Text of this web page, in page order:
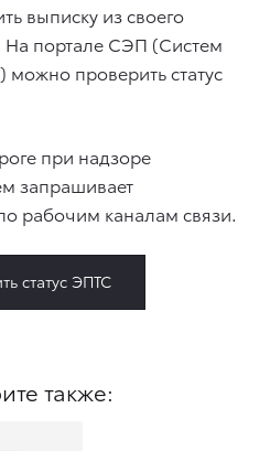
выписку из своего
На портале СЭП (Систем
можно проверить статус
при надзоре
запрашивает
рабочим каналам связи.
статус ЭПТС
также: